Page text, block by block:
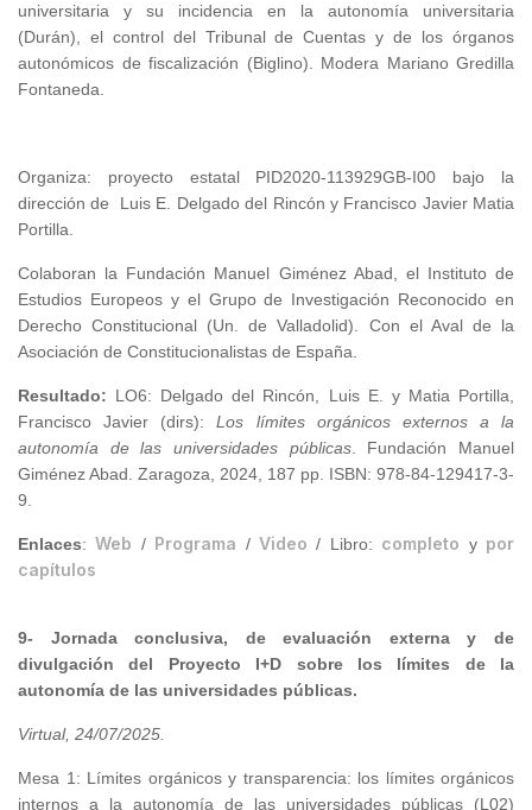
universitaria y su incidencia en la autonomía universitaria
(Durán), el control del Tribunal de Cuentas y de los órganos
autonómicos de fiscalización (Biglino). Modera Mariano Gredilla
Fontaneda.
Organiza: proyecto estatal PID2020-113929GB-I00 bajo la
dirección de Luis E. Delgado del Rincón y Francisco Javier Matia
Portilla.
Colaboran la Fundación Manuel Giménez Abad, el Instituto de
Estudios Europeos y el Grupo de Investigación Reconocido en
Derecho Constitucional (Un. de Valladolid). Con el Aval de la
Asociación de Constitucionalistas de España.
Resultado: LO6: Delgado del Rincón, Luis E. y Matia Portilla,
Francisco Javier (dirs):Los límites orgánicos externos a la
autonomía de las universidades públicas. Fundación Manuel
Giménez Abad. Zaragoza, 2024, 187 pp. ISBN: 978-84-129417-3-
9.
Enlaces:Web / Programa /Video / Libro: completo y por
capítulos
9- Jornada conclusiva, de evaluación externa y de
divulgación del Proyecto I+D sobre los límites de la
autonomía de las universidades públicas.
Virtual, 24/07/2025
Mesa 1: Límites orgánicos y transparencia: los límites orgánicos
internos a la autonomía de las universidades públicas (L02)